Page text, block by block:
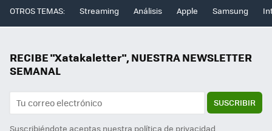
OTROS TEMAS: Streaming Análisis Apple Samsung
RECIBE "Xatakaletter", NUESTRA NEWSLETTER
SEMANAL
SUSCRIBIR
Suscribiéndote aceptas nuestra política de privacidad